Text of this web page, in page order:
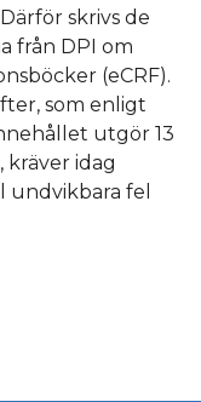
skrivs de
från DPI om
(eCRF).
som enligt
utgör 13
kräver idag
undvikbara fel